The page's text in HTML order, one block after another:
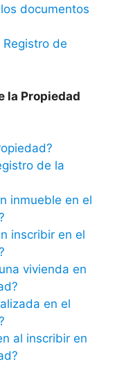
documentos
de
la Propiedad
de la
inmueble en el
inscribir en el
vivienda en
en el
al inscribir en